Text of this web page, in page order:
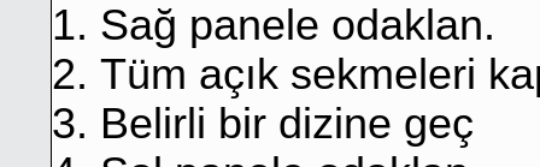
Sağ panele odaklan.
Tüm açık sekmeleri
Belirli bir dizine geç